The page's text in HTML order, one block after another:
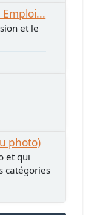
Emploi...
et le
photo)
et qui
catégories